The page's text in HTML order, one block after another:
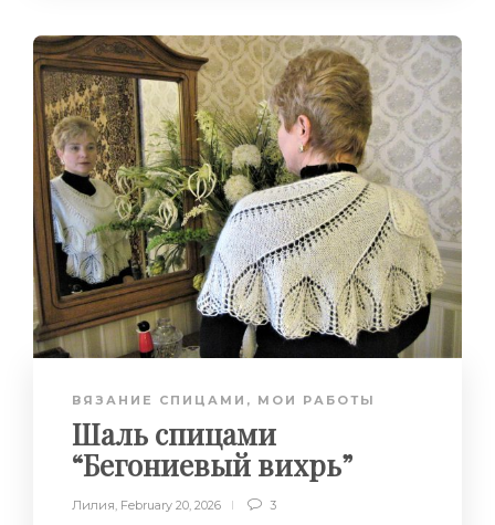
ВЯЗАНИЕ СПИЦАМИ , МОИ РАБОТЫ
Шаль спицами
“Бегониевый вихрь”
Лилия February 20, 2026 3